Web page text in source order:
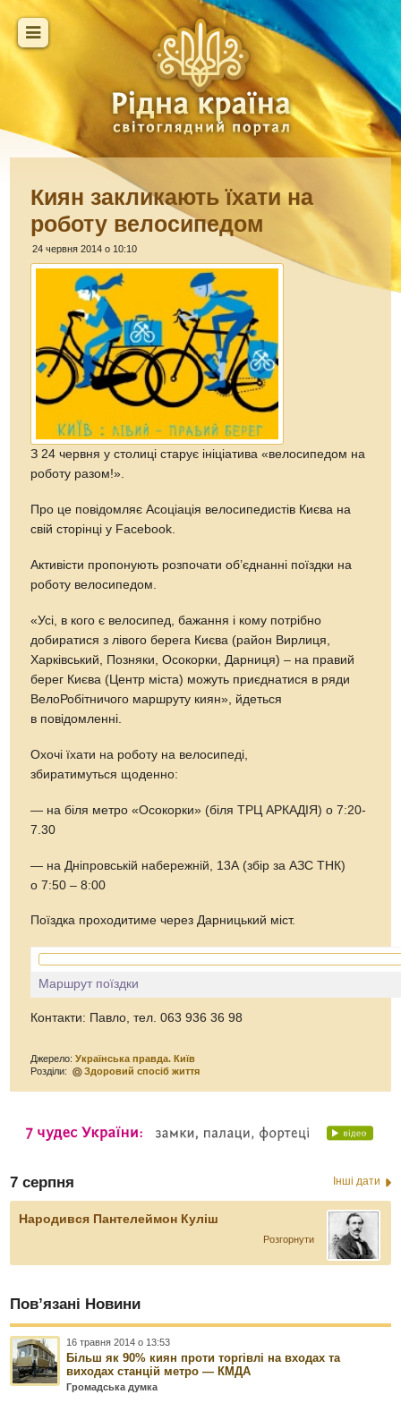
Киян закликають їхати на
роботу велосипедом
24 червня 2014 о 10:10
З 24 червня у столиці старує ініціатива «велосипедом на
роботу разом!».
Про це повідомляє Асоціація велосипедистів Києва на
свій сторінці у Facebook.
Активісти пропонують розпочати об’єднанні поїздки на
роботу велосипедом.
«Усі, в кого є велосипед, бажання і кому потрібно
добиратися з лівого берега Києва (район Вирлиця,
Харківський, Позняки, Осокорки, Дарниця) – на правий
берег Києва (Центр міста) можуть приєднатися в ряди
ВелоРобітничого маршруту киян», йдеться
в повідомленні.
Охочі їхати на роботу на велосипеді,
збиратимуться щоденно:
— на біля метро «Осокорки» (біля ТРЦ АРКАДІЯ) о 7:20-
7.30
— на Дніпровській набережній, 13А (збір за АЗС ТНК)
о 7:50 – 8:00
Поїздка проходитиме через Дарницький міст.
Маршрут поїздки
Контакти: Павло, тел. 063 936 36 98
Джерело:Українська правда. Київ
Розділи:
Здоровий спосіб життя
7 серпня Інші дати
Народився Пантелеймон Куліш
Розгорнути
Пов’язані Новини
16 травня 2014 о 13:53
Більш як 90% киян проти торгівлі на входах та
виходах станцій метро — КМДА
Громадська думка